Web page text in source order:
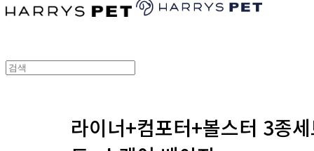
라이너+컴포터+볼스터 3종